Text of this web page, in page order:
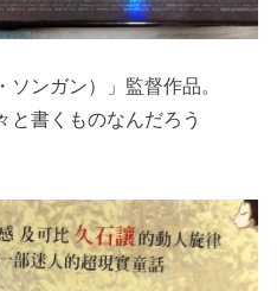
ンガン）」監督作品。
と書くものなんだろう